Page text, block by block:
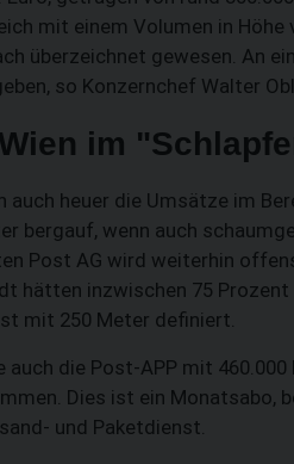
mit einem Volumen in
überzeichnet gewesen. An
so Konzernchef Walter
im
auch heuer die Umsätze im
bergauf, wenn auch
Post AG wird weiterhin
hätten inzwischen 75 Prozent
mit 250 Meter definiert.
auch die Post-APP mit
Dies ist ein
und Paketdienst.